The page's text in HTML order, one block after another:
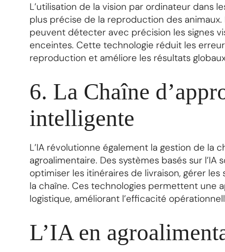
L’utilisation de la vision par ordinateur dans
plus précise de la reproduction des animaux.
peuvent détecter avec précision les signes
enceintes. Cette technologie réduit les
reproduction et améliore les résultats
6. La Chaîne
intelligente
L’IA révolutionne également la gestion de la
agroalimentaire. Des systèmes basés sur
optimiser les itinéraires de livraison, gérer
la chaîne. Ces technologies permettent une
logistique, améliorant l’efficacité
L’IA en